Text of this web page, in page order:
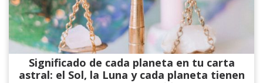
Significado de cada planeta en tu carta
astral: el Sol, la Luna y cada planeta tienen